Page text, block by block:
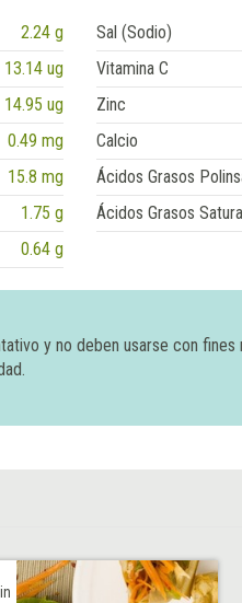
2.24 g Sal (Sodio)
13.14 ug Vitamina C
14.95 ug Zinc
0.49 mg Calcio
15.8 mg Ácidos Grasos
1.75 g Ácidos Grasos
0.64 g
y no deben usarse con